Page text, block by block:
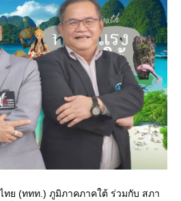
ทย (ททท.) ภูมิภาคภาคใต้ ร่วมกับ สภา